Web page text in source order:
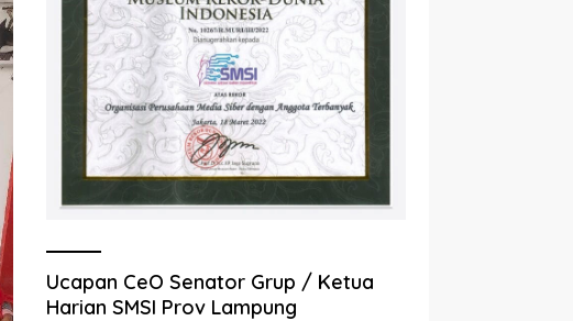
Ucapan CeO Senator Grup / Ketua
Harian SMSI Prov Lampung